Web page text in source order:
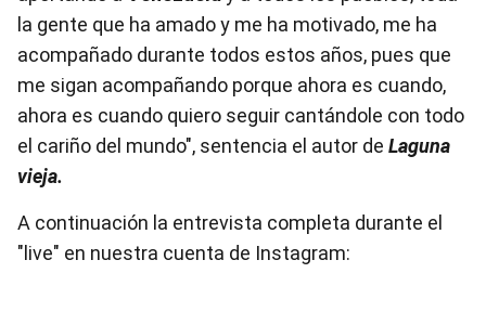
la gente que ha amado y me ha motivado, me ha
acompañado durante todos estos años, pues que
me sigan acompañando porque ahora es cuando,
ahora es cuando quiero seguir cantándole con todo
el cariño del mundo", sentencia el autor de Laguna
vieja.
A continuación la entrevista completa durante el
"live" en nuestra cuenta de Instagram: